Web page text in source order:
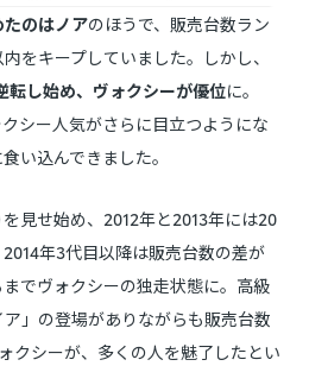
のはノアのほうで、販売台数ラン
をキープしていました。しかし、
転し始め、ヴォクシーが優位に。
シー人気がさらに目立つようにな
い込んできました。
見せ始め、2012年と2013年には20
年3代目以降は販売台数の差が
でヴォクシーの独走状態に。高級
」の登場がありながらも販売台数
クシーが、多くの人を魅了したとい